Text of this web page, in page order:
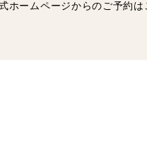
ホームページからのご予約は